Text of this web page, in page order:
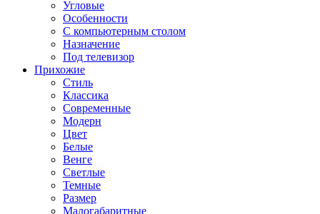
Угловые
Особенности
С компьютерным столом
Назначение
Под телевизор
Прихожие
Стиль
Классика
Современные
Модерн
Цвет
Белые
Венге
Светлые
Темные
Размер
Малогабаритные